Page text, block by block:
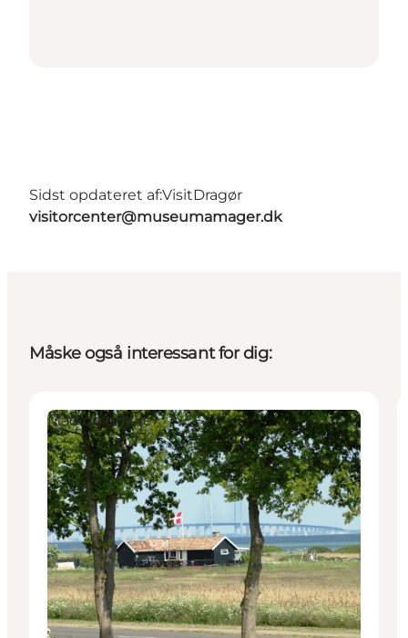
Sidst opdateret af:VisitDragør
visitorcenter@museumamager.dk
Måske også interessant for dig:
Mad og drikke